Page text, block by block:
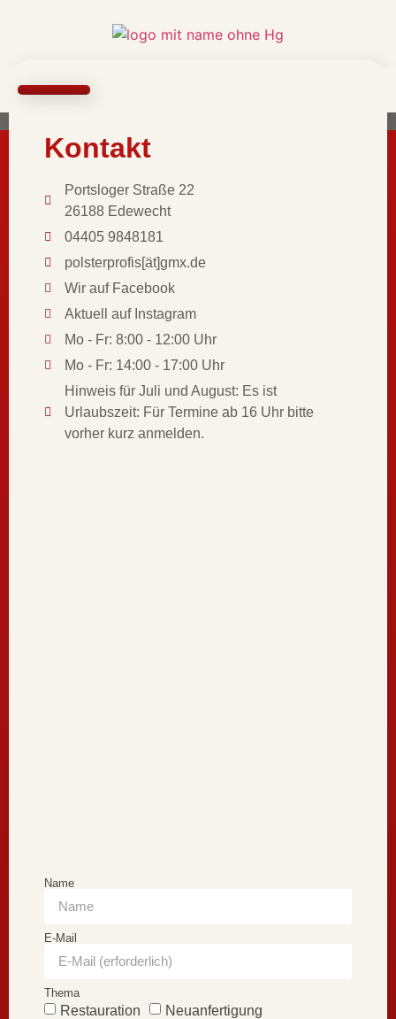
Kontakt
Portsloger Straße 22
26188 Edewecht
04405 9848181
polsterprofis[ät]gmx.de
Wir auf Facebook
Aktuell auf Instagram
Mo - Fr: 8:00 - 12:00 Uhr
Mo - Fr: 14:00 - 17:00 Uhr
Hinweis für Juli und August: Es ist
Urlaubszeit: Für Termine ab 16 Uhr bitte
vorher kurz anmelden.
Name
E-Mail
Thema
Restauration
Neuanfertigung